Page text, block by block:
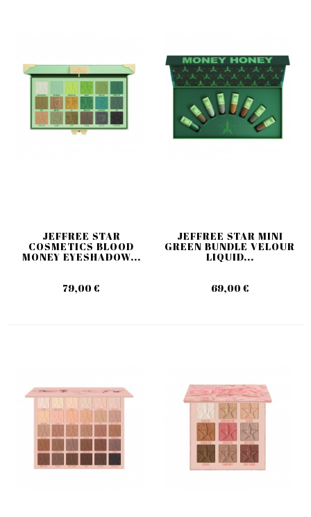
JEFFREE STAR
COSMETICS BLOOD
MONEY EYESHADOW...
79,00 €
JEFFREE STAR MINI
GREEN BUNDLE VELOUR
LIQUID...
69,00 €